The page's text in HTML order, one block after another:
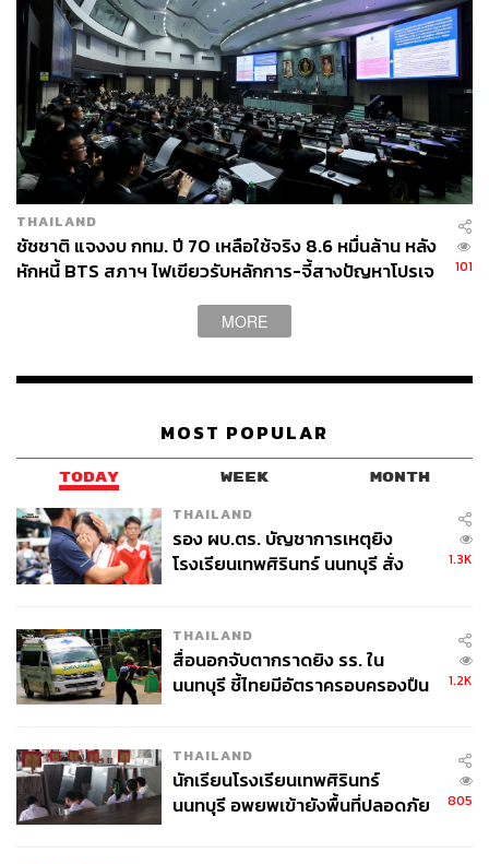
THAILAND
ชัชชาติ แจงงบ กทม. ปี 70 เหลือใช้จริง 8.6 หมื่นล้าน หลัง
หักหนี้ BTS สภาฯ ไฟเขียวรับหลักการ-จี้สางปัญหาโปรเจ
101
MORE
MOST POPULAR
TODAY WEEK MONTH
THAILAND
รอง ผบ.ตร. บัญชาการเหตุยิง
โรงเรียนเทพศิรินทร์ นนทบุรี สั่ง
1.3K
THAILAND
สื่อนอกจับตากราดยิง รร. ใน
นนทบุรี ชี้ไทยมีอัตราครอบครองปืน
1.2K
THAILAND
นักเรียนโรงเรียนเทพศิรินทร์
นนทบุรี อพยพเข้ายังพื้นที่ปลอดภัย
805